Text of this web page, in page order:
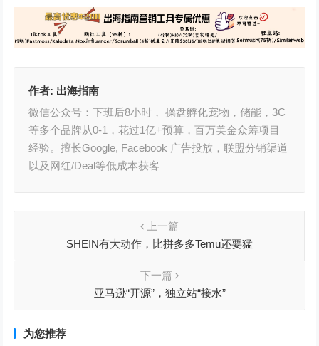
作者: 出海指南
微信公众号：下班后8小时， 操盘孵化宠物，储能，3C
等多个品牌从0-1，花过1亿+预算，百万美金众筹项目
经验。擅长Google, Facebook 广告投放，联盟分销渠道
以及网红/Deal等低成本获客
上一篇
SHEIN有大动作，比拼多多Temu还要猛
下一篇
亚马逊“开源”，独立站“接水”
为您推荐